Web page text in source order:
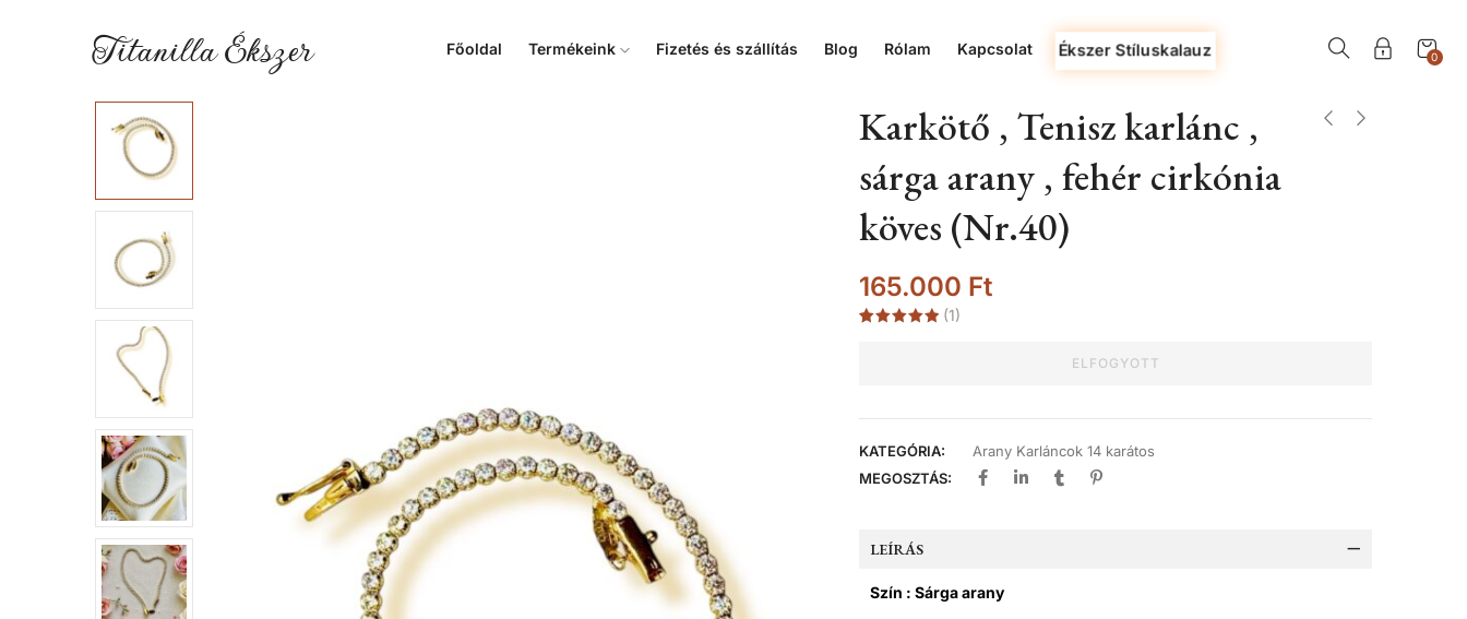
Titanilla Ékszer Főoldal Termékeink Fizetés és szállítás Blog Rólam Kapcsolat Ékszer Stíluskalauz 0
Karkötő , Tenisz karlánc ,
sárga arany , fehér cirkónia
köves (Nr.40)
165.000 Ft
(1)
ELFOGYOTT
KATEGÓRIA:
Arany Karláncok 14 karátos
MEGOSZTÁS:
LEÍRÁS
Szín : Sárga arany